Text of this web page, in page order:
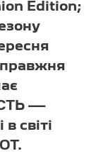
Edition;
—
світі